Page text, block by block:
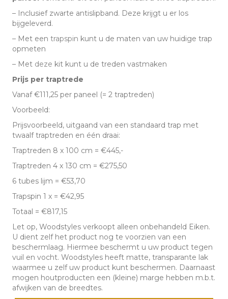
– Inclusief zwarte antislipband. Deze krijgt u er los
bijgeleverd.
– Met een trapspin kunt u de maten van uw huidige trap
opmeten
– Met deze kit kunt u de treden vastmaken
Prijs per traptrede
Vanaf €111,25 per paneel (= 2 traptreden)
Voorbeeld:
Prijsvoorbeeld, uitgaand van een standaard trap met
twaalf traptreden en één draai:
Traptreden 8 x 100 cm = €445,-
Traptreden 4 x 130 cm = €275,50
6 tubes lijm = €53,70
Trapspin 1 x = €42,95
Totaal = €817,15
Let op, Woodstyles verkoopt alleen onbehandeld Eiken.
U dient zelf het product nog te voorzien van een
beschermlaag. Hiermee beschermt u uw product tegen
vuil en vocht. Woodstyles heeft matte, transparante lak
waarmee u zelf uw product kunt beschermen. Daarnaast
mogen houtproducten een (kleine) marge hebben m.b.t.
afwijken van de breedtes.